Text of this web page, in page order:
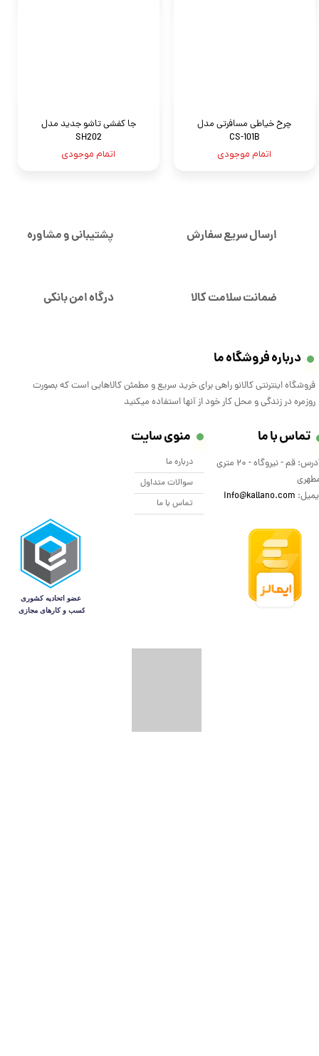
چرخ خیاطی مسافرتی مدل
CS-101B
اتمام موجودی
جا کفشی تاشو جدید مدل
SH202
اتمام موجودی
ارسال سریع سفارش
درگاه امن بانکی
پشتیبانی و مشاوره
ضمانت سلامت کالا
درباره فروشگاه ما
فروشگاه اینترنتی کالانو راهی برای خرید سریع و مطمئن کالاهایی است که بصورت
روزمره در زندگی و محل کار خود از آنها استفاده میکنید
تماس با ما
آدرس: قم - نیروگاه - 20 متری
info@kallano.com​​​​​​​
منوی سایت
درباره ما
سوالات متداول
تماس با ما